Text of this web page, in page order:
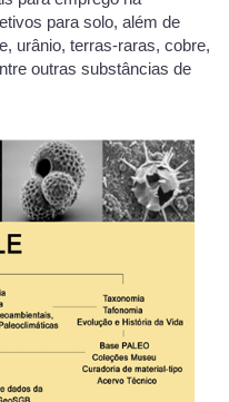
para solo, além de
urânio, terras-raras, cobre,
outras substâncias de